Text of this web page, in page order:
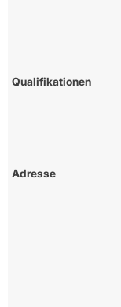
Qualifikationen
Adresse